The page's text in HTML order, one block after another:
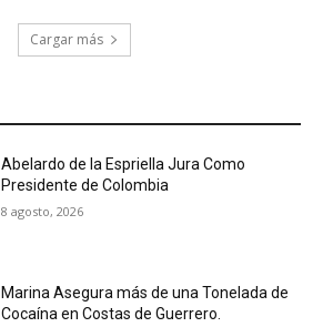
Cargar más
Abelardo de la Espriella Jura Como
Presidente de Colombia
8 agosto, 2026
Marina Asegura más de una Tonelada de
Cocaína en Costas de Guerrero.